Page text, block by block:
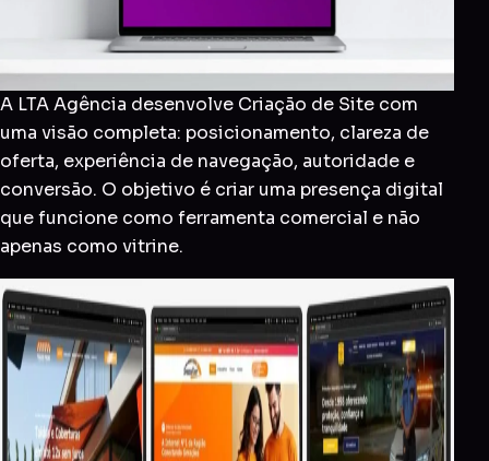
A LTA Agência desenvolve Criação de Site com
uma visão completa: posicionamento, clareza de
oferta, experiência de navegação, autoridade e
conversão. O objetivo é criar uma presença digital
que funcione como ferramenta comercial e não
apenas como vitrine.